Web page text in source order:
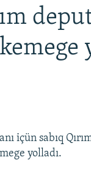
içün sabıq
yolladı.